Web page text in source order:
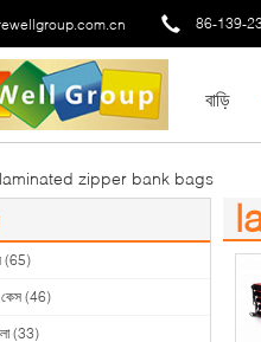
86-139-
বাড়ি
laminated zipper bank bags
(65)
(46)
(33)